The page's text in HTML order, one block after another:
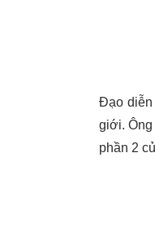
Đạo diễn
giới. Ông
phần 2